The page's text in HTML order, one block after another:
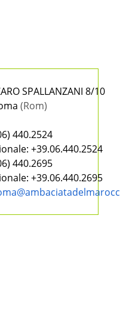
SPALLANZANI 8/10
(Rom)
440.2524
+39.06.440.2524
440.2695
+39.06.440.2695